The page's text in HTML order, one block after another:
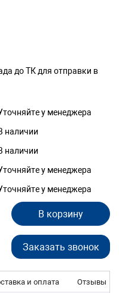
до ТК для отправки в
у менеджера
наличии
наличии
у менеджера
у менеджера
В корзину
Заказать звонок
и оплата Отзывы